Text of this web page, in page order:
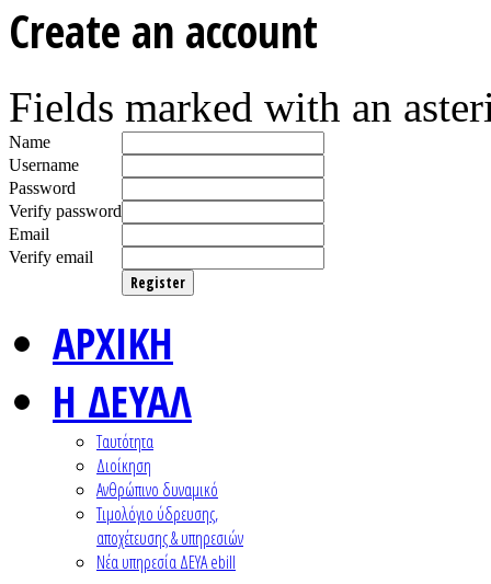
Create an account
Fields marked with an
Name
Username
Password
Verify password
Email
Verify email
Register
ΑΡΧΙΚΗ
Η ΔΕΥΑΛ
Ταυτότητα
Διοίκηση
Ανθρώπινο δυναμικό
Τιμολόγιο ύδρευσης,
αποχέτευσης & υπηρεσιών
Nέα υπηρεσία ΔΕΥΑ ebill